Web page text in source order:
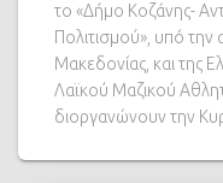
το «Δήμο Κοζάνης-
Πολιτισμού», υπό την
Μακεδονίας, και της
Λαϊκού Μαζικού
διοργανώνουν την